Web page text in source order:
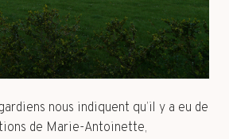
nous indiquent qu’il y a eu de
de Marie-Antoinette,